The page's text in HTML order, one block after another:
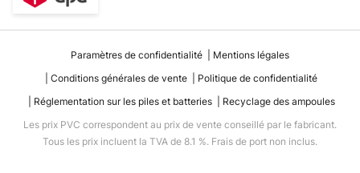
Paramètres de confidentialité
Mentions légales
Conditions générales de vente
Politique de confidentialité
Réglementation sur les piles et batteries
Recyclage des ampoules
Les prix PVC correspondent au prix de vente conseillé par le fabricant.
Tous les prix incluent la TVA de 8.1 %. Frais de port non inclus.